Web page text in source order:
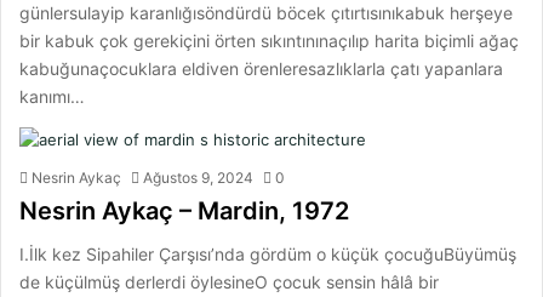
günlersulayip karanlığısöndürdü böcek çıtırtısınıkabuk herşeye
bir kabuk çok gerekiçini örten sıkıntınınaçılıp harita biçimli ağaç
kabuğunaçocuklara eldiven örenleresazlıklarla çatı yapanlara
kanımı…
Nesrin Aykaç Ağustos 9, 2024 0
Nesrin Aykaç – Mardin, 1972
I.İlk kez Sipahiler Çarşısı’nda gördüm o küçük çocuğuBüyümüş
de küçülmüş derlerdi öylesineO çocuk sensin hâlâ bir